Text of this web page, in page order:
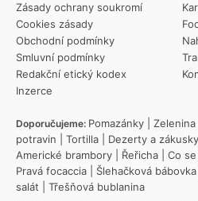
Zásady ochrany soukromí
Cookies zásady
Obchodní podmínky
Smluvní podmínky
Redakční etický kodex
Inzerce
Doporučujeme: Pomazánky
potravin
Tortilla Dezerty a zákusky
Americké brambory
Řeřicha Co
Pravá focaccia
Šlehačková bábovka
salát
Třešňová bublanina